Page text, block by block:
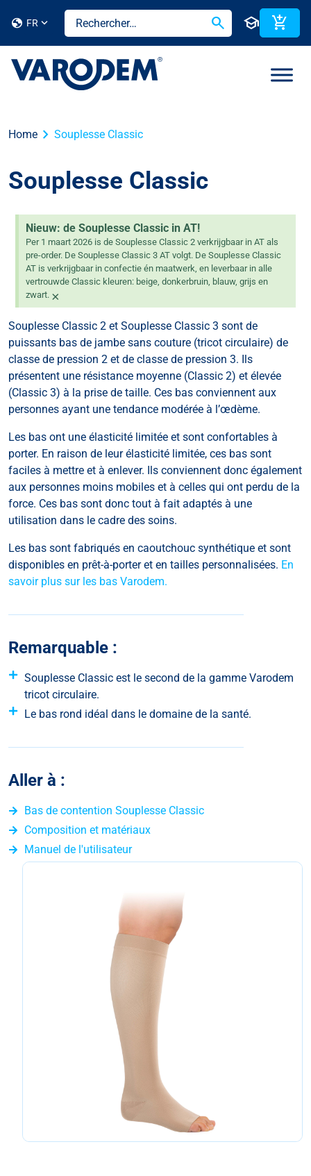
globe FR search school add_shopping_cart
Home chevron_right Souplesse Classic
Souplesse Classic
Nieuw: de Souplesse Classic in AT!
Per 1 maart 2026 is de Souplesse Classic 2 verkrijgbaar in AT als
pre-order. De Souplesse Classic 3 AT volgt. De Souplesse Classic
AT is verkrijgbaar in confectie én maatwerk, en leverbaar in alle
vertrouwde Classic kleuren: beige, donkerbruin, blauw, grijs en
zwart. ×
Souplesse Classic 2 et Souplesse Classic 3 sont de
puissants bas de jambe sans couture (tricot circulaire) de
classe de pression 2 et de classe de pression 3. Ils
présentent une résistance moyenne (Classic 2) et élevée
(Classic 3) à la prise de taille. Ces bas conviennent aux
personnes ayant une tendance modérée à l’œdème.
Les bas ont une élasticité limitée et sont confortables à
porter. En raison de leur élasticité limitée, ces bas sont
faciles à mettre et à enlever. Ils conviennent donc également
aux personnes moins mobiles et à celles qui ont perdu de la
force. Ces bas sont donc tout à fait adaptés à une
utilisation dans le cadre des soins.
Les bas sont fabriqués en caoutchouc synthétique et sont
disponibles en prêt-à-porter et en tailles personnalisées. En
savoir plus sur les bas Varodem.
Remarquable :
Souplesse Classic est le second de la gamme Varodem
tricot circulaire.
Le bas rond idéal dans le domaine de la santé.
Aller à :
Bas de contention Souplesse Classic
Composition et matériaux
Manuel de l'utilisateur